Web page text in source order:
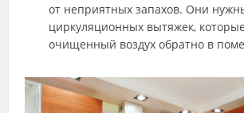
от неприятных запахов. Они
циркуляционных вытяжек,
очищенный воздух обратно в